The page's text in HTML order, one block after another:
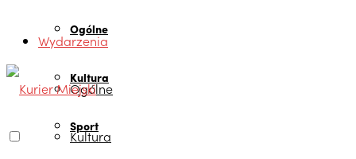
Ogólne
Kultura
Sport
Wydarzenia
Ogólne
Kultura